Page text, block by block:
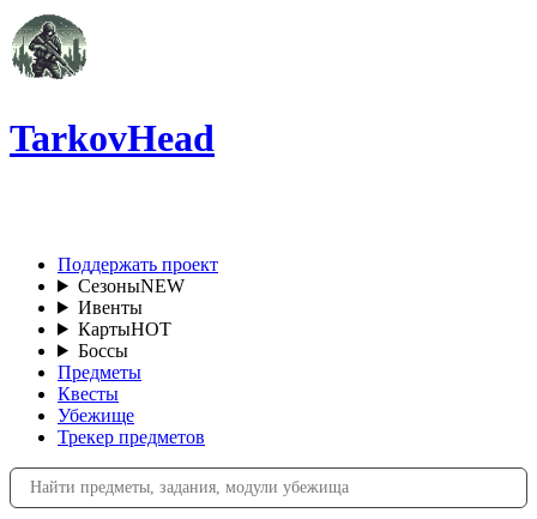
TarkovHead
Поддержать проект
СезоныNEW
Ивенты
КартыHOT
Боссы
Предметы
Квесты
Убежище
Трекер предметов